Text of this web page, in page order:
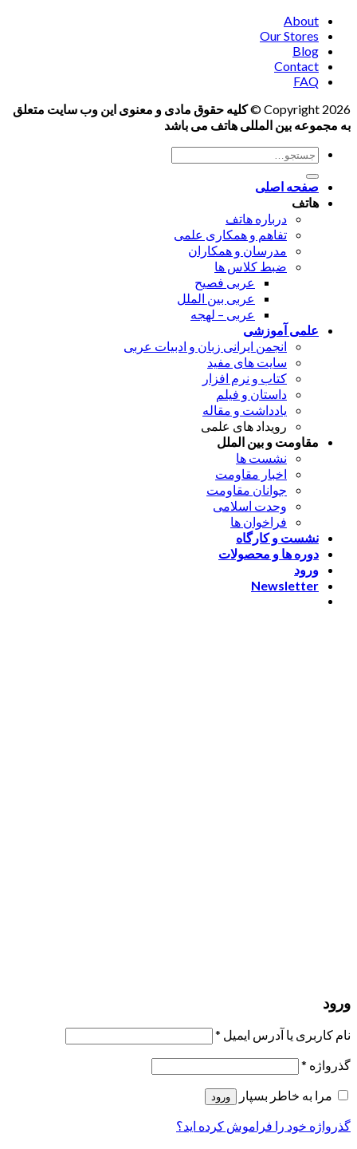
About
Our Stores
Blog
Contact
FAQ
Copyright 2026 ©
کلیه حقوق مادی و معنوی این وب سایت متعلق
به مجموعه بین المللی هاتف می باشد
جستجو
برای:
صفحه اصلی
هاتف
درباره هاتف
تفاهم و همکاری علمی
مدرسان و همکاران
ضبط کلاس ها
عربی فصیح
عربی بین الملل
عربی – لهجه
علمی آموزشی
انجمن ایرانی زبان و ادبیات عربی
سایت های مفید
کتاب و نرم افزار
داستان و فیلم
یادداشت و مقاله
رویداد های علمی
مقاومت و بین الملل
نشست ها
اخبار مقاومت
جوانان مقاومت
وحدت اسلامی
فراخوان ها
نشست و کارگاه
دوره ها و محصولات
ورود
Newsletter
ورود
نام کاربری یا آدرس ایمیل *
گذرواژه *
مرا به خاطر بسپار
ورود
گذرواژه خود را فراموش کرده اید؟